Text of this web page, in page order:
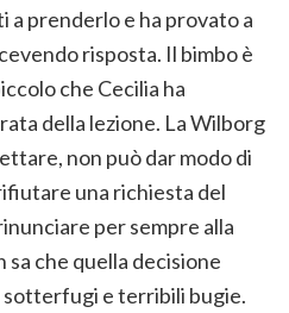
a prenderlo e ha provato a
risposta. Il bimbo è
che Cecilia ha
della lezione. La Wilborg
non può dar modo di
una richiesta del
per sempre alla
che quella decisione
sotterfugi e terribili bugie.